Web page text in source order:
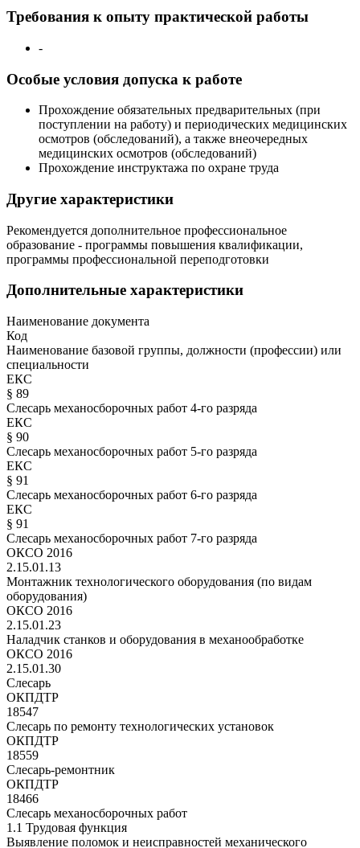
Требования к опыту практической работы
-
Особые условия допуска к работе
Прохождение обязательных предварительных (при
поступлении на работу) и периодических медицинских
осмотров (обследований), а также внеочередных
медицинских осмотров (обследований)
Прохождение инструктажа по охране труда
Другие характеристики
Рекомендуется дополнительное профессиональное
образование - программы повышения квалификации,
программы профессиональной переподготовки
Дополнительные характеристики
Наименование документа
Код
Наименование базовой группы, должности (профессии) или
специальности
ЕКС
§ 89
Слесарь механосборочных работ 4-го разряда
ЕКС
§ 90
Слесарь механосборочных работ 5-го разряда
ЕКС
§ 91
Слесарь механосборочных работ 6-го разряда
ЕКС
§ 91
Слесарь механосборочных работ 7-го разряда
ОКСО 2016
2.15.01.13
Монтажник технологического оборудования (по видам
оборудования)
ОКСО 2016
2.15.01.23
Наладчик станков и оборудования в механообработке
ОКСО 2016
2.15.01.30
Слесарь
ОКПДТР
18547
Слесарь по ремонту технологических установок
ОКПДТР
18559
Слесарь-ремонтник
ОКПДТР
18466
Слесарь механосборочных работ
1.1 Трудовая функция
Выявление поломок и неисправностей механического